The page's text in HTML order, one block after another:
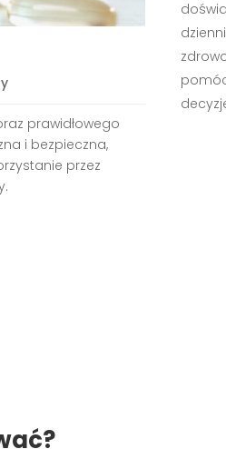
prawidłowego
i bezpieczna,
przez